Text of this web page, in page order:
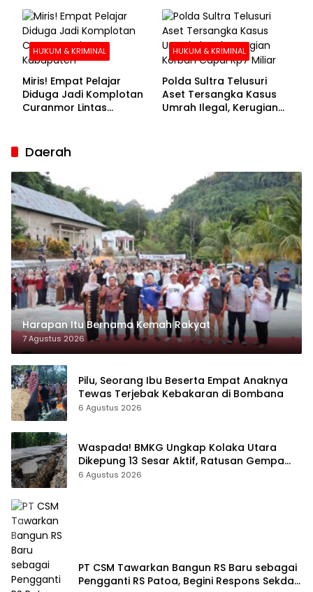
HUKUM & KRIMINAL
Miris! Empat Pelajar
Diduga Jadi Komplotan
Curanmor Lintas
HUKUM & KRIMINAL
Polda Sultra Telusuri
Aset Tersangka Kasus
Umrah Ilegal, Kerugian
Daerah
Harapan Itu Bernama Kemah Rakyat
7 Agustus 2026
Pilu, Seorang Ibu Beserta Empat Anaknya
Tewas Terjebak Kebakaran di Bombana
6 Agustus 2026
Waspada! BMKG Ungkap Kolaka Utara
Dikepung 13 Sesar Aktif, Ratusan Gempa
Sudah Terekam
6 Agustus 2026
PT CSM Tawarkan Bangun RS Baru sebagai
Pengganti RS Patoa, Begini Respons Sekda